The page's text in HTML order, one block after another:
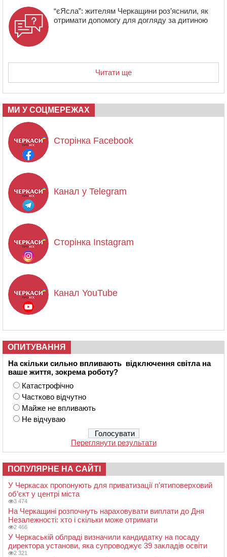
“єЯсла”: жителям Черкащини роз’яснили, як
отримати допомогу для догляду за дитиною
Читати ще
МИ У СОЦМЕРЕЖАХ
Сторінка Facebook
Канал у Telegram
Сторінка Instagram
Канал YouTube
ОПИТУВАННЯ
На скільки сильно впливають відключення світла на
ваше життя, зокрема роботу?
Катастрофічно
Частково відчутно
Майже не впливають
Не відчуваю
Переглянути результати
ПОПУЛЯРНЕ НА САЙТІ
У Черкасах пропонують для приватизації п’ятиповерховий
об’єкт у центрі міста
3 474
На Черкащині розпочнуть нараховувати виплати до Дня
Незалежності: хто і скільки може отримати
2 466
У Черкаській облраді визначили кандидатку на посаду
директора установи, яка супроводжує 39 закладів освіти
2 321